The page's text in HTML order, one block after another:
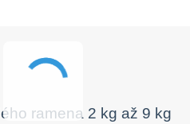
ramena 2 kg až 9 kg